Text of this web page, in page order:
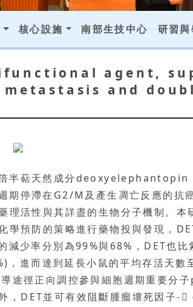
核心設施 南部生技中心 研習與
agent,
and
半萜天然成分deoxyelephantopin
期停滯在G2/M及產生凋亡反應的抗
活性與其詳盡的生物分子機制。本
預防的策略進行藥物投與發現，
少率分別為99%與68%，DET也比
進而達到延長小鼠的平均存活天數
途徑正向調控參與細胞週期重要分
DET並可有效阻斷腫瘤壞死因子-